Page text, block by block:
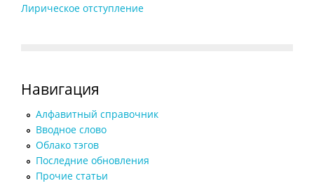
Лирическое отступление
Навигация
Алфавитный справочник
Вводное слово
Облако тэгов
Последние обновления
Прочие статьи